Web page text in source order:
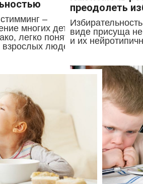
–
многих детей с
легко понять
взрослых людей с...
преодолеть
виде присуща
и их